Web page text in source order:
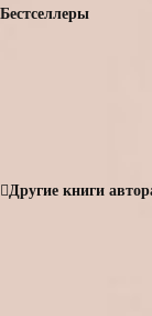
Бестселлеры
Другие книги